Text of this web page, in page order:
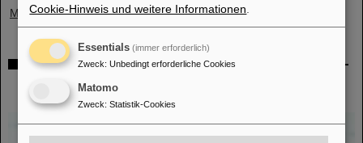
Mehr »
GSI-Forscherin Almudena Arcones zu Max-Planck-
Fellow am Max-Planck-Institut für Kernphysik in
Heidelberg ernannt
Cookie-Hinweis und weitere Informationen
Essentials (immer erforderlich)
Zweck: Unbedingt erforderliche Cookies
Matomo
Zweck: Statistik-Cookies